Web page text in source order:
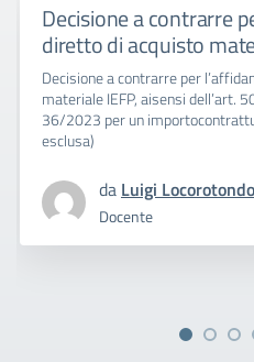
Decisione a contrarre
diretto di acquisto
Decisione a contrarre per
materiale IEFP, aisensi dell’art.
36/2023 per un
esclusa)
da Luigi Locorotondo
Docente